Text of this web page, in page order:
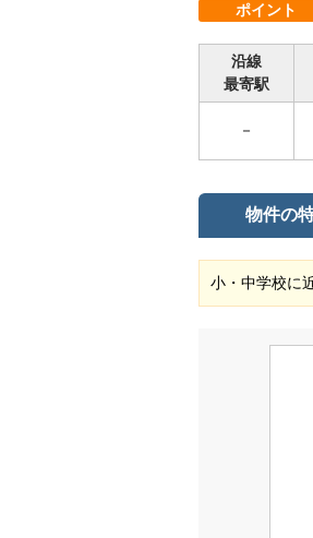
ポイント
沿線
最寄駅
－
物件の
小・中学校に